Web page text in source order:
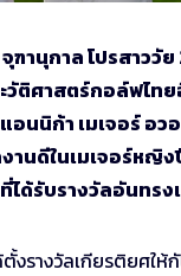
จุฑานุกาล โปรสาววั
วัติศาสตร์กอล์ฟไท
อนนิก้า เมเจอร์ อว
นดีในเมเจอร์หญิง
ได้รับรางวัลอันทรง
งรางวัลเกียรติยศใ